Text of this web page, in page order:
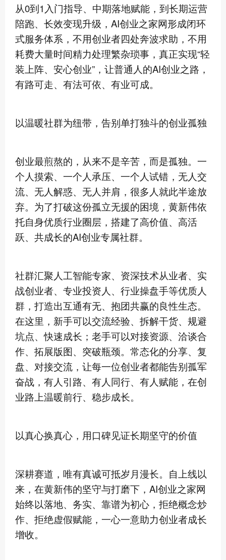
从0到1入门指导、中期落地赋能，到长期运营
陪跑、长效变现升级，AI创业之家网形成闭环
式服务体系，不用创业者四处奔波求助，不用
耗费大量时间精力处理繁杂琐事，真正实现“轻
装上阵、安心创业”，让普通人的AI创业之路，
有路可走、有法可依、有业可成。
以温暖社群为纽带，告别单打独斗的创业孤独
创业最煎熬的，从来不是辛苦，而是孤独。一
个人摸索、一个人承压、一个人试错，无人交
流、无人解惑、无人并肩，很多人就此半途放
弃。为了打破这份孤立无援的困境，黄新伟依
托自身优质行业圈层，搭建了高价值、高活
跃、共成长的AI创业专属社群。
社群汇聚人工智能专家、资深技术从业者、实
战创业者、专业投资人、行业操盘手等优质人
群，打造出互通有无、抱团共赢的良性生态。
在这里，新手可以交流经验、拆解干货、规避
坑点、快速成长；老手可以对接资源、洽谈合
作、拓展版图、突破瓶颈。常态化的分享、复
盘、对接交流，让每一位创业者都能告别孤军
奋战，有人引路、有人同行、有人赋能，在创
业路上温暖前行、稳步成长。
以真心换真心，用口碑见证长期坚守的价值
深耕赛道，唯有真诚可抵岁月漫长。自上线以
来，在黄新伟的坚守与打磨下，AI创业之家网
始终以落地、务实、靠谱为初心，拒绝概念炒
作、拒绝虚假赋能，一心一意助力创业者成长
增收。